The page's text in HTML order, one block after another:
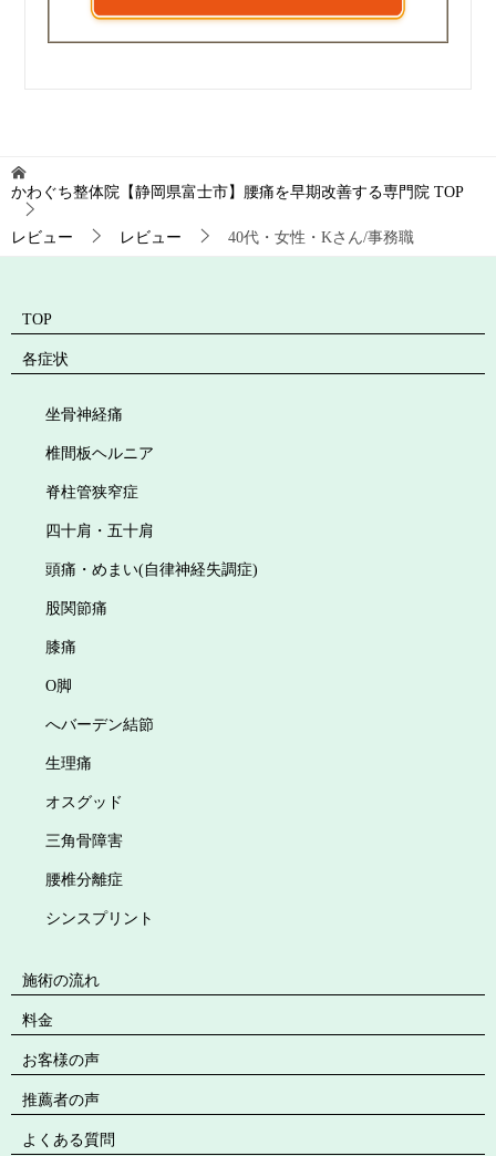
かわぐち整体院【静岡県富士市】腰痛を早期改善する専門院 TOP
レビュー レビュー 40代・女性・Kさん/事務職
TOP
各症状
坐骨神経痛
椎間板ヘルニア
脊柱管狭窄症
四十肩・五十肩
頭痛・めまい(自律神経失調症)
股関節痛
膝痛
O脚
へバーデン結節
生理痛
オスグッド
三角骨障害
腰椎分離症
シンスプリント
施術の流れ
料金
お客様の声
推薦者の声
よくある質問